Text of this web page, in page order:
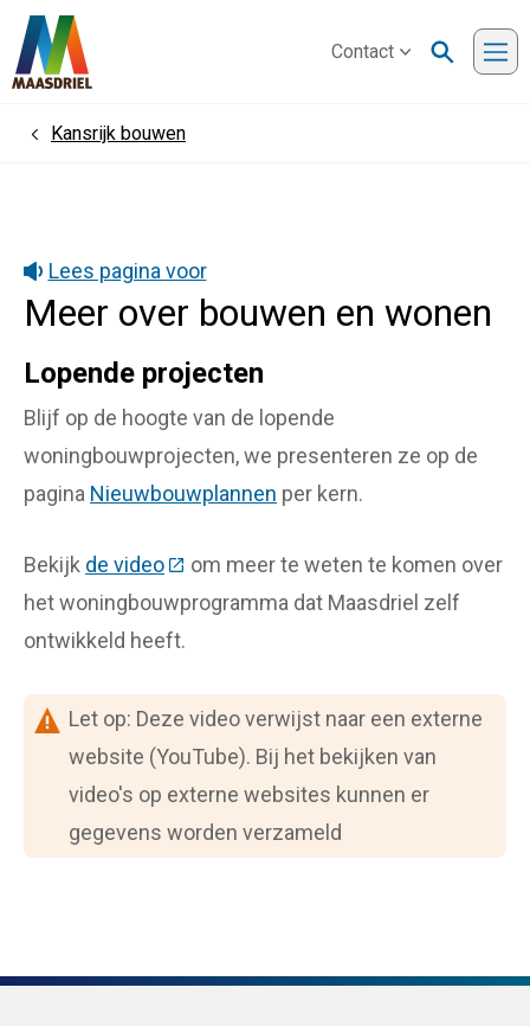
Contact
HomeKansrijk bouwen
Lees pagina voor
Meer over bouwen en wonen
Lopende projecten
Blijf op de hoogte van de lopende
woningbouwprojecten, we presenteren ze op de
pagina Nieuwbouwplannen per kern.
Bekijk de video(Deze link gaat naar een externe
om meer te weten te komen over
het woningbouwprogramma dat Maasdriel zelf
ontwikkeld heeft.
Let op: Deze video verwijst naar een externe
website (YouTube). Bij het bekijken van
video's op externe websites kunnen er
gegevens worden verzameld